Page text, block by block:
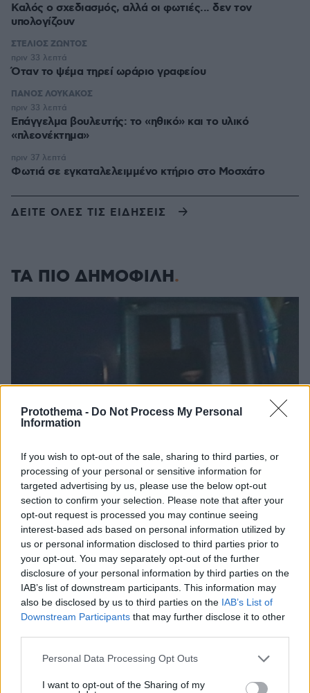
Protothema - Do Not Process My Personal
Information
If you wish to opt-out of the sale, sharing to third parties, or
processing of your personal or sensitive information for
targeted advertising by us, please use the below opt-out
section to confirm your selection. Please note that after your
opt-out request is processed you may continue seeing
interest-based ads based on personal information utilized by
us or personal information disclosed to third parties prior to
your opt-out. You may separately opt-out of the further
disclosure of your personal information by third parties on the
IAB’s list of downstream participants. This information may
also be disclosed by us to third parties on the IAB’s List of
Downstream Participants that may further disclose it to other
Please note that this website/app uses one or more Google
not limited to your visit or usage behaviour. You may click to
Personal Data Processing Opt Outs
I want to opt-out of the Sharing of my
Καλός ο σχεδιασμός, αλλά οι φωτιές... δεν τον
υπολογίζουν
ΣΤΕΛΙΟΣ ΖΩΝΤΟΣ
Όταν το ψέμα τηρεί ωράριο γραφείου
πριν 33 λεπτά
ΠΑΝΟΣ ΛΟΥΚΑΚΟΣ
Επάγγελμα βουλευτής: το «ηθικό» και το υλικό
«πλεονέκτημα»
πριν 33 λεπτά
Φωτιά σε εγκαταλελειμμένο κτήριο στο Μοσχάτο
πριν 37 λεπτά
ΔΕΙΤΕ ΟΛΕΣ ΤΙΣ ΕΙΔΗΣΕΙΣ
ΤΑ ΠΙΟ ΔΗΜΟΦΙΛΗ
Στη ΓΑΔΑ κρατείται η 46χρονη που κατηγορείται
06.08.2026, 23:17